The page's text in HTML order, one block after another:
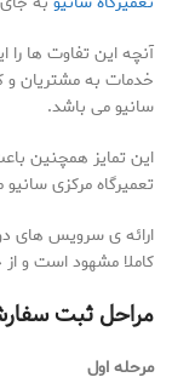
آنچه این تفاوت ها را
خدمات به مشتریان
سانیو می باشد.
این تمایز همچنین
تعمیرگاه مرکزی
ارائه ی سرویس های
کاملا مشهود است و
مراحل ثبت
مرحله اول